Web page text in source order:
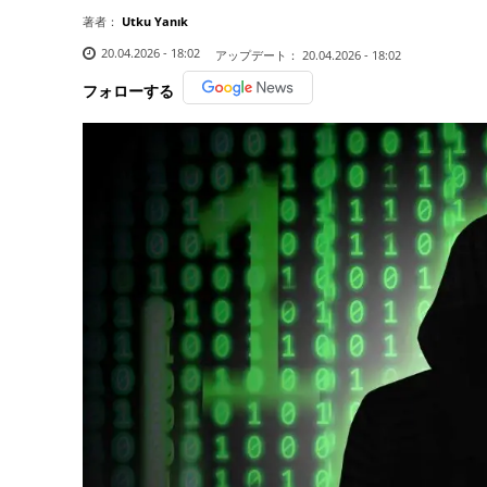
著者： Utku Yanık
20.04.2026 - 18:02
アップデート： 20.04.2026 - 18:02
フォローする